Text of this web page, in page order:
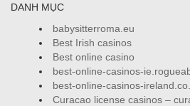
DANH MỤC
babysitterroma.eu
Best Irish casinos
Best online casino
best-online-casinos-
best-online-casinos-
Curacao license casinos –